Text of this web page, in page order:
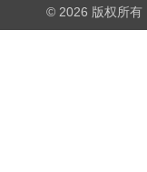
© 2026 版权所